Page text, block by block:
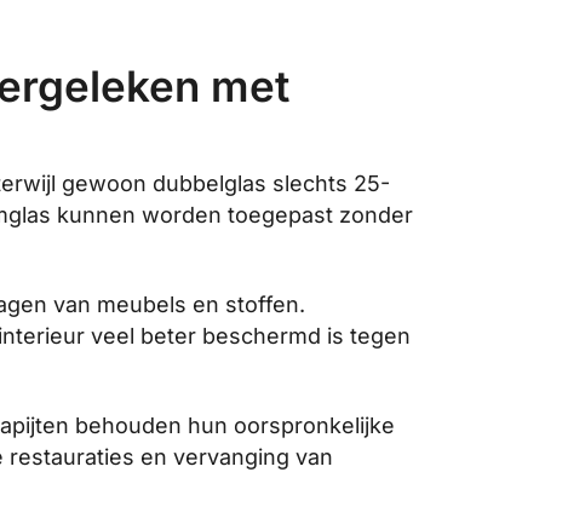
met
gewoon dubbelglas slechts 25-
kunnen worden toegepast zonder
van meubels en stoffen.
veel beter beschermd is tegen
behouden hun oorspronkelijke
en vervanging van